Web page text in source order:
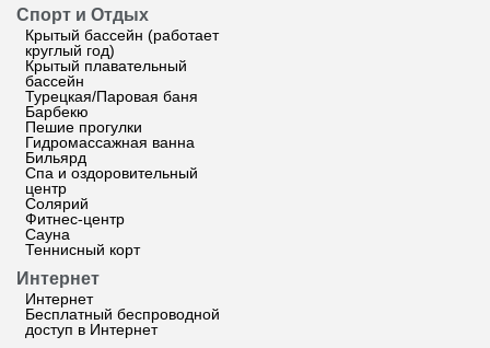
Спорт и Отдых
Крытый бассейн (работает
круглый год)
Крытый плавательный
бассейн
Турецкая/Паровая баня
Барбекю
Пешие прогулки
Гидромассажная ванна
Бильярд
Спа и оздоровительный
центр
Солярий
Фитнес-центр
Сауна
Теннисный корт
Интернет
Интернет
Бесплатный беспроводной
доступ в Интернет